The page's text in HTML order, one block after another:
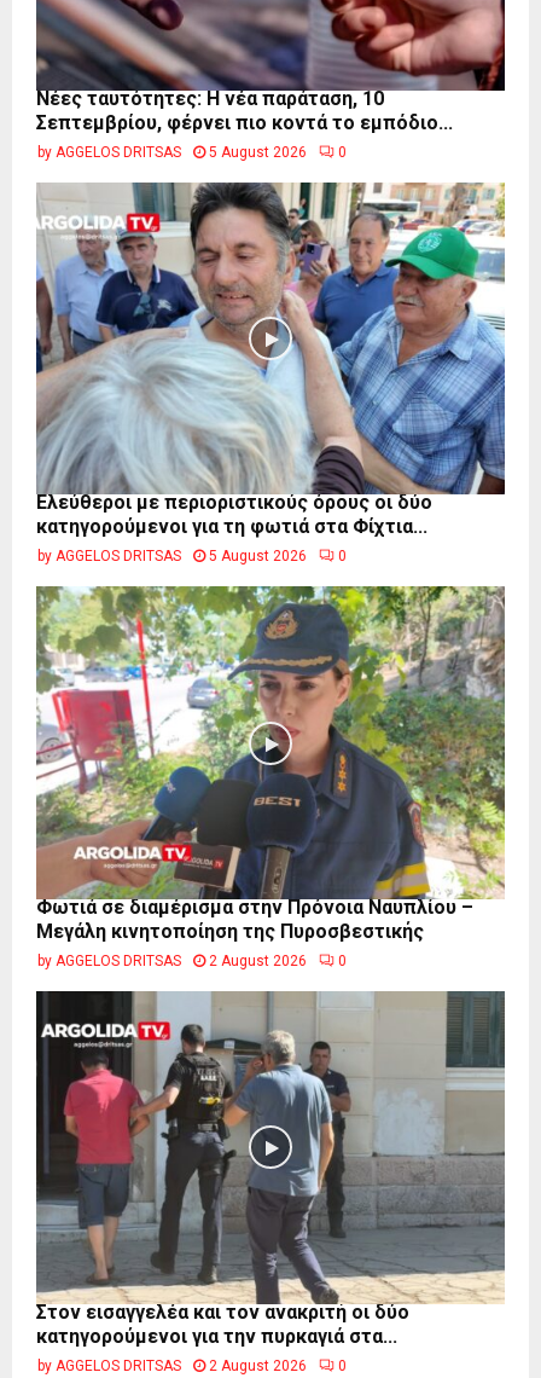
Νέες ταυτότητες: Η νέα παράταση, 10
Σεπτεμβρίου, φέρνει πιο κοντά το εμπόδιο...
by AGGELOS DRITSAS 5 August 2026 0
Ελεύθεροι με περιοριστικούς όρους οι δύο
κατηγορούμενοι για τη φωτιά στα Φίχτια...
by AGGELOS DRITSAS 5 August 2026 0
Φωτιά σε διαμέρισμα στην Πρόνοια Ναυπλίου –
Μεγάλη κινητοποίηση της Πυροσβεστικής
by AGGELOS DRITSAS 2 August 2026 0
Στον εισαγγελέα και τον ανακριτή οι δύο
κατηγορούμενοι για την πυρκαγιά στα...
by AGGELOS DRITSAS 2 August 2026 0